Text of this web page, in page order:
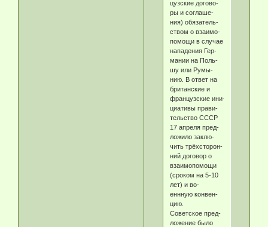
цуз­ские до­го­во­
ры и со­гла­ше­
ния) обя­за­тель­
ст­вом о взаи­мо­
по­мо­щи в слу­чае
на­па­де­ния Гер­
ма­нии на Поль­
шу или Ру­мы­
нию. В от­вет на
британские и
французские ини­
циа­ти­вы пра­ви­
тель­ст­во СССР
17 апреля пред­
ло­жило за­клю­
чить трёх­сто­рон­
ний до­го­вор о
взаи­мо­по­мо­щи
(сро­ком на 5-10
лет) и во­
еннную кон­вен­
цию.
Советское пред­
ло­же­ние бы­ло